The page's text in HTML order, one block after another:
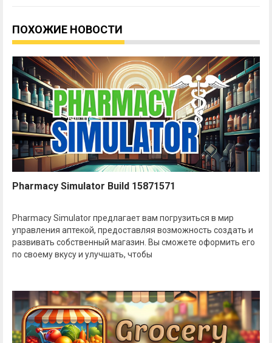
ПОХОЖИЕ НОВОСТИ
Pharmacy Simulator Build 15871571
Pharmacy Simulator предлагает вам погрузиться в мир
управления аптекой, предоставляя возможность создать и
развивать собственный магазин. Вы сможете оформить его
по своему вкусу и улучшать, чтобы